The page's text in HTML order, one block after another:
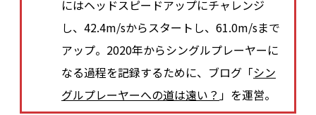
にはヘッドスピードアップにチャレンジ
し、42.4m/sからスタートし、61.0m/sまで
アップ。2020年からシングルプレーヤーに
なる過程を記録するために、ブログ「シン
グルプレーヤーへの道は遠い？」を運営。